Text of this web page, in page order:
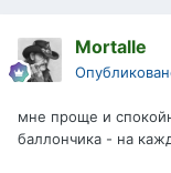
Mortalle
мне проще и
баллончика - на